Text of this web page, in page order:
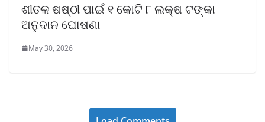
ଶୀତଳ ଷଷ୍ଠୀ ପାଇଁ ୧ କୋଟି ୮ ଲକ୍ଷ ଟଙ୍କା
ଅନୁଦାନ ଘୋଷଣା
May 30, 2026